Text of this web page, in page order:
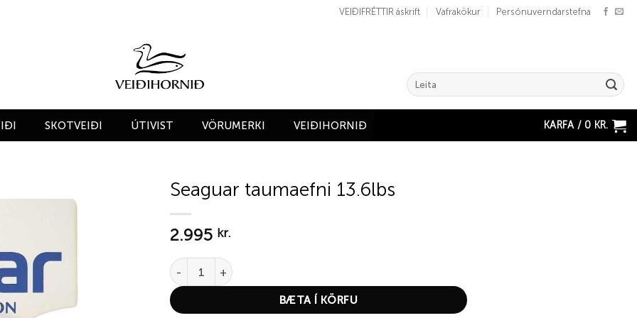
VEIÐIFRÉTTIR áskrift Vafrakökur Persónuverndarstefna
Search
for:
SKOTVEIÐI ÚTIVIST VÖRUMERKI VEIÐIHORNIÐ KARFA / 0 KR.
Seaguar taumaefni 13.6lbs
2.995 kr.
Seaguar taumaefni 13.6lbs quantity
BÆTA Í KÖRFU